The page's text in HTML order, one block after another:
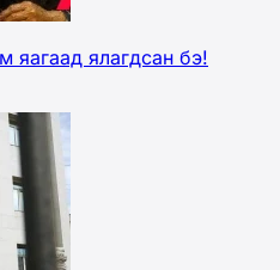
яагаад ялагдсан бэ!